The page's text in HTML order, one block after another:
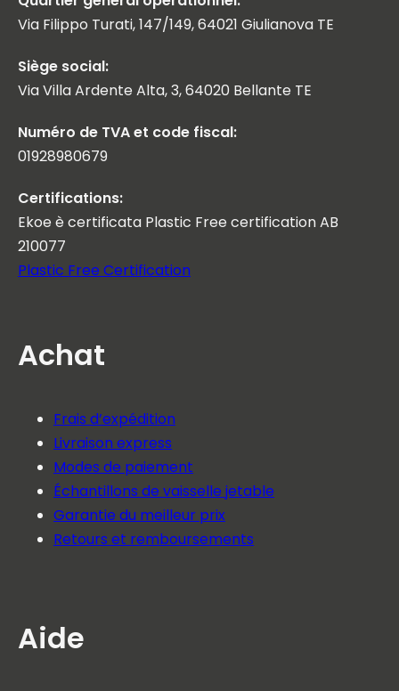
Via Filippo Turati, 147/149, 64021 Giulianova TE
Siège social:
Via Villa Ardente Alta, 3, 64020 Bellante TE
Numéro de TVA et code fiscal:
01928980679
Certifications:
Ekoe è certificata Plastic Free certification AB
210077
Plastic Free Certification
Achat
Frais d’expédition
Livraison express
Modes de paiement
Échantillons de vaisselle jetable
Garantie du meilleur prix
Retours et remboursements
Aide